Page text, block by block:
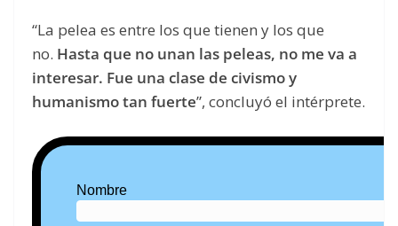
“La pelea es entre los que tienen y los que
no. Hasta que no unan las peleas, no me va a
interesar. Fue una clase de civismo y
humanismo tan fuerte”, concluyó el intérprete.
Nombre